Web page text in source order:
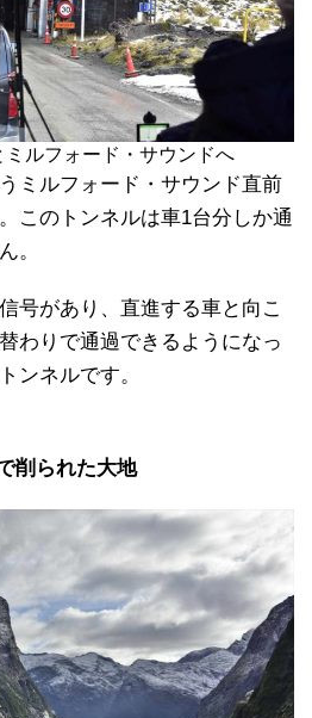
ルフォード・サウンドへ
ミルフォード・サウンド直前
このトンネルは車1台分しか通
。
号があり、直進する車と向こ
わりで通過できるようになっ
ンネルです。
削られた大地